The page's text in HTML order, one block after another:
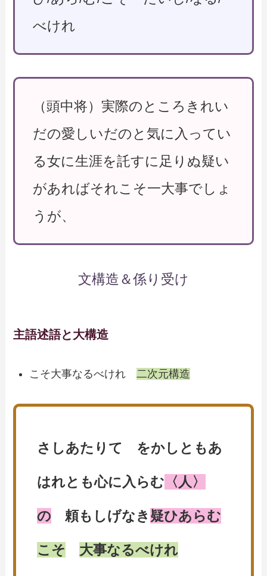
べけれ
（頭中将）実際のところきれい
だの愛しいだのと気に入ってい
る女に生涯を託すに足りぬ疑い
があればそれこそ一大事でしょ
うが、
文構造＆係り受け
主語述語と大構造
こそ大事なるべけれ二次元構造
さしあたりて をかしともあ
はれとも心に入らむ 〈人〉
の 頼もしげなき 疑ひあらむ
こそ 大事なるべけれ